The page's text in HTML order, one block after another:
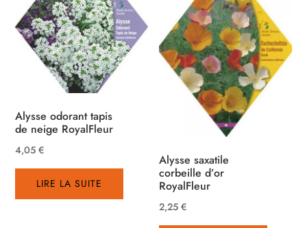
Alysse odorant tapis
de neige RoyalFleur
4,05€
LIRE LA SUITE
Alysse saxatile
corbeille d’or
RoyalFleur
2,25€